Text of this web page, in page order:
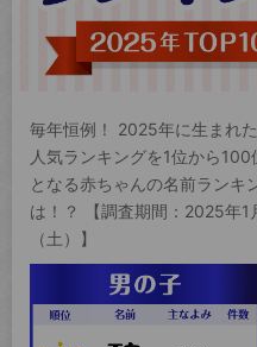
毎年恒例！ 2025年に生まれ
人気ランキングを1位から
となる赤ちゃんの名前ランキ
は！？ 【調査期間：2025年
（土）】